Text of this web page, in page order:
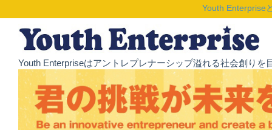
Youth Enterprise
Youth Enterpriseはアントレプレナーシップ溢れる社会創り